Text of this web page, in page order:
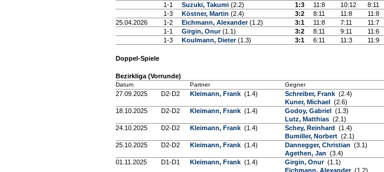
1-1
Suzuki, Takumi (2.2) 1:3 11:8 10:12 8:11
1-3
Köstner, Martin (2.4) 3:2 8:11 11:8 11:8
25.04.2026
1-2 Eichmann, Alexander(1.2) 3:1 11:8 7:11 11:7
1-1
Girgin, Onur(1.1) 3:2 8:11 9:11 11:6
1-3
Koulmann, Dieter(1.3) 3:1 6:11 11:3 11:9
Doppel-Spiele
Bezirkliga (Vorrunde)
Datum Partner Gegner
27.09.2025 D2-D2 Kleimann, Frank (1.4) Schreiber, Frank (2.4)
Kuner, Michael (2.6)
18.10.2025 D2-D2 Kleimann, Frank (1.4) Godoy, Gabriel (1.3)
Lutz, Matthias (2.1)
24.10.2025 D2-D2 Kleimann, Frank (1.4) Schey, Reinhard (1.4)
Bumiller, Norbert (2.1)
25.10.2025 D2-D2 Kleimann, Frank (1.4) Dannegger, Christian (3.1)
Agethen, Jan (3.4)
01.11.2025 D1-D1 Kleimann, Frank (1.4) Girgin, Onur (1.1)
Eichmann, Alexander (1.2)